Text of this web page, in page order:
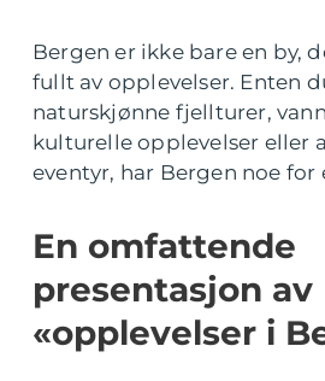
Bergen er ikke bare en by,
fullt av opplevelser. Enten
naturskjønne fjellturer,
kulturelle opplevelser eller
eventyr, har Bergen noe for
En omfattende
presentasjon av
«opplevelser i